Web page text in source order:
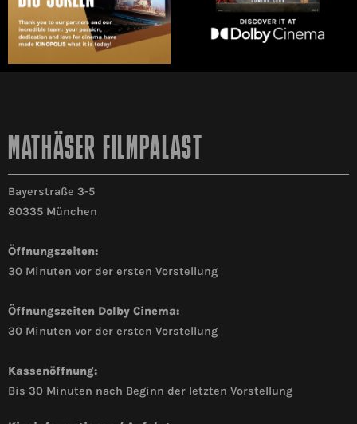
MATHÄSER FILMPALAST
Bayerstraße 3-5
80335 München
Öffnungszeiten:
30 Minuten vor der ersten Vorstellung
Öffnungszeiten Dolby Cinema:
30 Minuten vor der ersten Vorstellung
Kassenöffnung:
Bis 30 Minuten nach Beginn der letzten Vorstellung